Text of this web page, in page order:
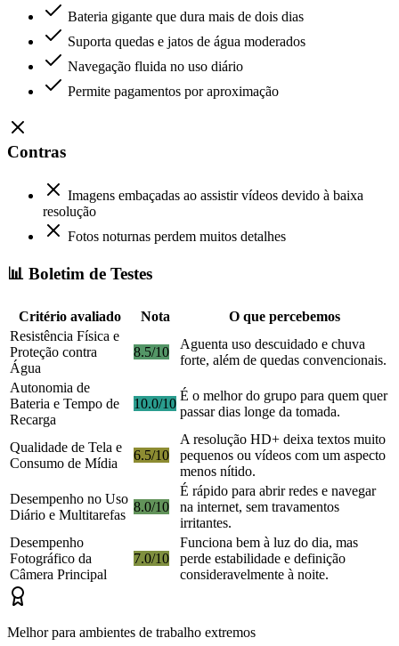
Bateria gigante que dura mais de dois dias
Suporta quedas e jatos de água moderados
Navegação fluida no uso diário
Permite pagamentos por aproximação
Contras
Imagens embaçadas ao assistir vídeos devido à baixa
resolução
Fotos noturnas perdem muitos detalhes
📊 Boletim de Testes
Critério avaliado Nota
O que percebemos
Resistência Física e
Proteção contra
Água
8.5/10
Aguenta uso descuidado e chuva
forte, além de quedas convencionais.
Autonomia de
Bateria e Tempo de
Recarga
10.0/10
É o melhor do grupo para quem quer
passar dias longe da tomada.
Qualidade de Tela e
Consumo de Mídia
6.5/10
A resolução HD+ deixa textos muito
pequenos ou vídeos com um aspecto
menos nítido.
Desempenho no Uso
Diário e Multitarefas
8.0/10
É rápido para abrir redes e navegar
na internet, sem travamentos
irritantes.
Desempenho
Fotográfico da
Câmera Principal
7.0/10
Funciona bem à luz do dia, mas
perde estabilidade e definição
consideravelmente à noite.
Melhor para ambientes de trabalho extremos